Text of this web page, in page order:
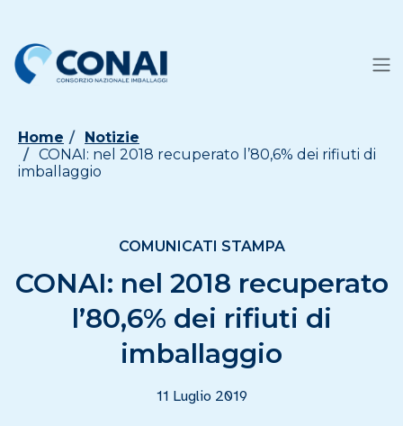
Home
Notizie
CONAI: nel 2018 recuperato l’80,6% dei rifiuti di
imballaggio
COMUNICATI STAMPA
CONAI: nel 2018 recuperato
l’80,6% dei rifiuti di
imballaggio
11 Luglio 2019